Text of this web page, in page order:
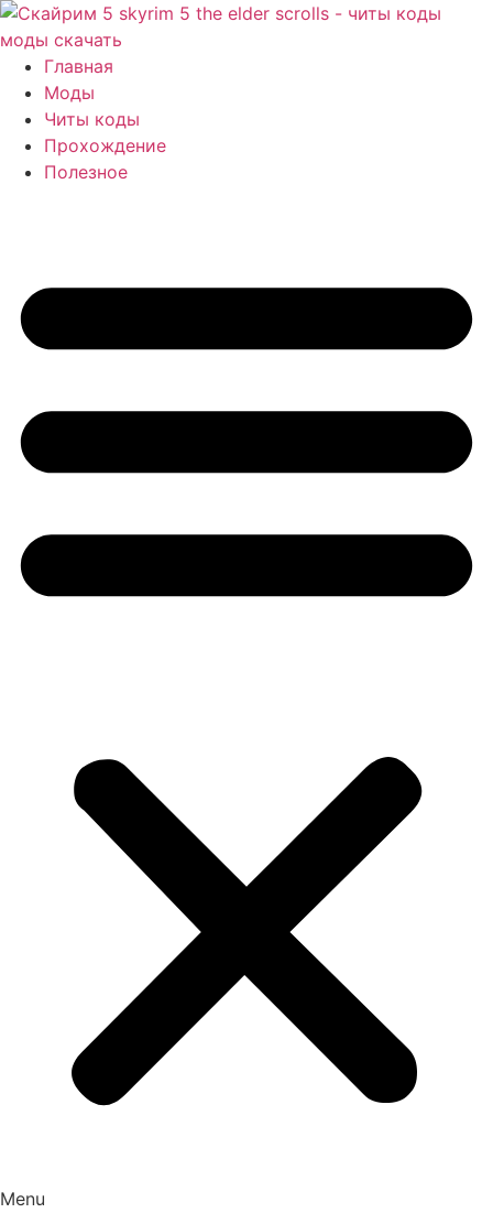
Перейти
к
содержимому
Главная
Моды
Читы коды
Прохождение
Полезное
Menu